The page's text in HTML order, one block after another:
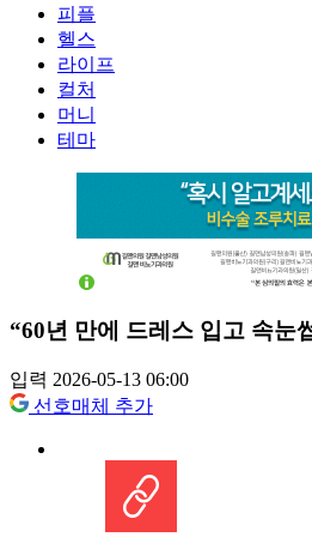
피플
헬스
라이프
컬처
머니
테마
“60년 만에 드레스 입고 속눈
입력 2026-05-13 06:00
선호매체 추가